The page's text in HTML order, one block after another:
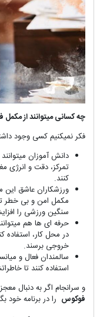
چه کسانی میتوانند از
فکر نمیکنیم کسی وجود
دانش آموزان
تمرکز، دقت و انرژی
کنند.
ورزشکاران عاشق
مکمل امن و بی خطر
سنگین ورزشی را
حرفه ای ها هم
در محل کار، استفاده
خروجی برسند.
سالمندان فعال و
استفاده کنند تا
و سرانجام اگر به دنبال
فوکوس را در برنامه خود